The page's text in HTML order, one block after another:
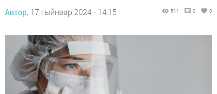
Автор, 17 гыйнвар 2024 - 14:15 511 0 0